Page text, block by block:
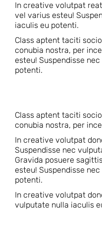
In creative volutpat
vel varius esteu!
iaculis eu potenti.
Class aptent taciti
conubia nostra, per
esteu! Suspendisse
potenti.
Class aptent taciti
conubia nostra, per
In creative volutpat
Suspendisse nec
Gravida posuere
esteu! Suspendisse
potenti.
In creative volutpat
vulputate nulla iaculis